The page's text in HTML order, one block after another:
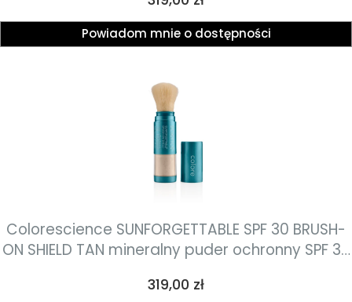
Powiadom mnie o dostępności
Colorescience SUNFORGETTABLE SPF 30 BRUSH-
ON SHIELD TAN mineralny puder ochronny SPF 30
Cena
319,00 zł